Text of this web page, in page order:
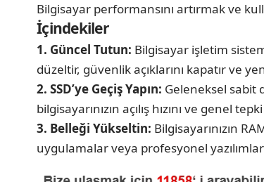
Bilgisayar performansını artırmak ve
İçindekiler
1. Güncel Tutun: Bilgisayar işletim
düzeltir, güvenlik açıklarını kapatır ve
2. SSD’ye Geçiş Yapın: Geleneksel sabit
bilgisayarınızın açılış hızını ve genel
3. Belleği Yükseltin: Bilgisayarınızın
uygulamalar veya profesyonel